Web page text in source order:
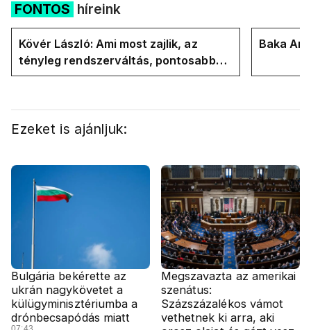
FONTOS híreink
Kövér László: Ami most zajlik, az
tényleg rendszerváltás, pontosabban
rendszervisszaváltás
Baka
Ezeket is ajánljuk:
Bulgária bekérette az
ukrán nagykövetet a
külügyminisztériumba a
drónbecsapódás miatt
Megszavazta az amerikai
szenátus:
Százszázalékos vámot
vethetnek ki arra, aki